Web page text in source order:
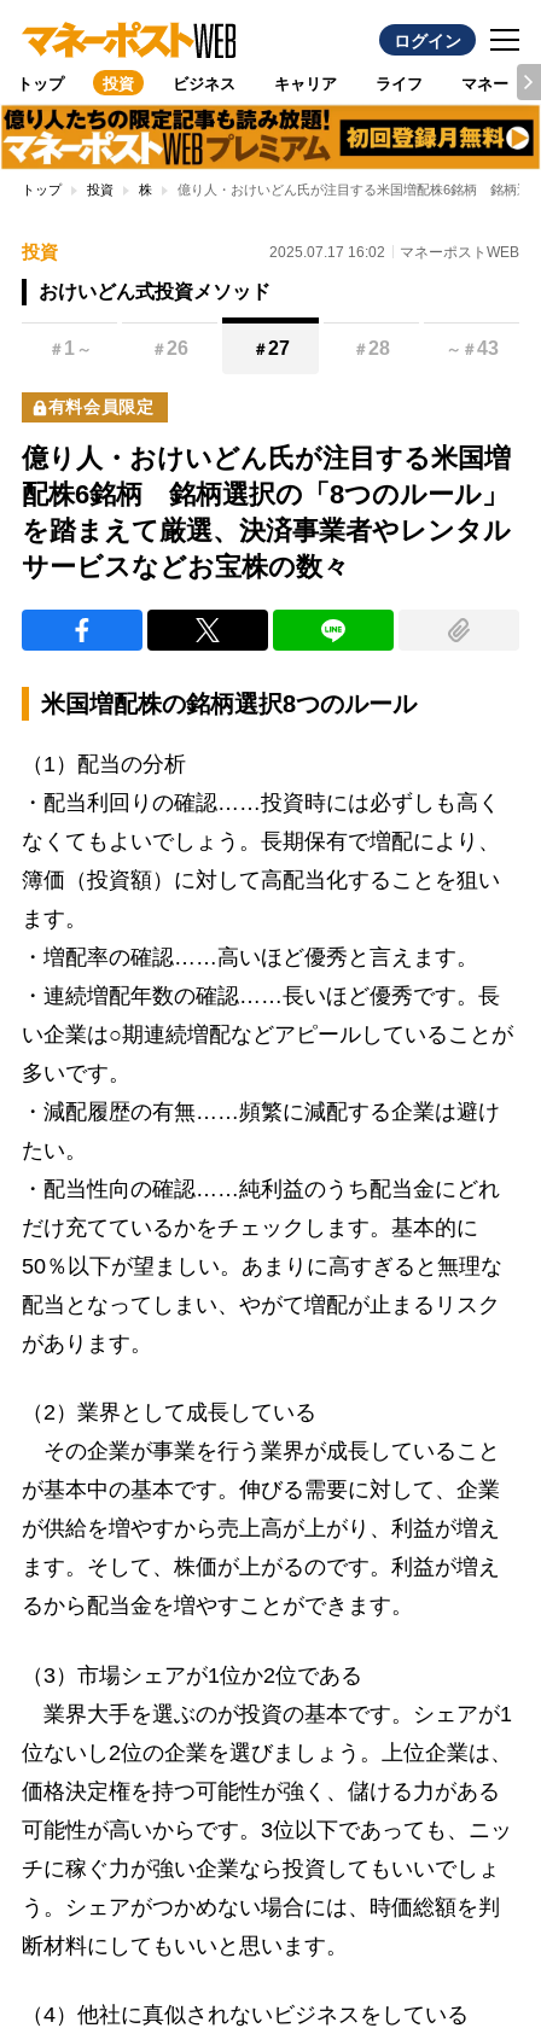
ログイン
トップ 投資 ビジネス キャリア ライフ マネー
トップ 投資 株 億り人・おけいどん氏が注目する米国増配株6銘柄 銘柄選
投資 2025.07.17 16:02 マネーポストWEB
おけいどん式投資メソッド
＃ 1 ～ ＃26 ＃27 ＃28 ～ ＃43
有料会員限定
億り人・おけいどん氏が注目する米国増
配株6銘柄 銘柄選択の「8つのルール」
を踏まえて厳選、決済事業者やレンタル
サービスなどお宝株の数々
米国増配株の銘柄選択8つのルール
（1）配当の分析
・配当利回りの確認……投資時には必ずしも高く
なくてもよいでしょう。長期保有で増配により、
簿価（投資額）に対して高配当化することを狙い
ます。
・増配率の確認……高いほど優秀と言えます。
・連続増配年数の確認……長いほど優秀です。長
い企業は○期連続増配などアピールしていることが
多いです。
・減配履歴の有無……頻繁に減配する企業は避け
たい。
・配当性向の確認……純利益のうち配当金にどれ
だけ充てているかをチェックします。基本的に
50％以下が望ましい。あまりに高すぎると無理な
配当となってしまい、やがて増配が止まるリスク
があります。
（2）業界として成長している
その企業が事業を行う業界が成長していること
が基本中の基本です。伸びる需要に対して、企業
が供給を増やすから売上高が上がり、利益が増え
ます。そして、株価が上がるのです。利益が増え
るから配当金を増やすことができます。
（3）市場シェアが1位か2位である
業界大手を選ぶのが投資の基本です。シェアが1
位ないし2位の企業を選びましょう。上位企業は、
価格決定権を持つ可能性が強く、儲ける力がある
可能性が高いからです。3位以下であっても、ニッ
チに稼ぐ力が強い企業なら投資してもいいでしょ
う。シェアがつかめない場合には、時価総額を判
断材料にしてもいいと思います。
（4）他社に真似されないビジネスをしている